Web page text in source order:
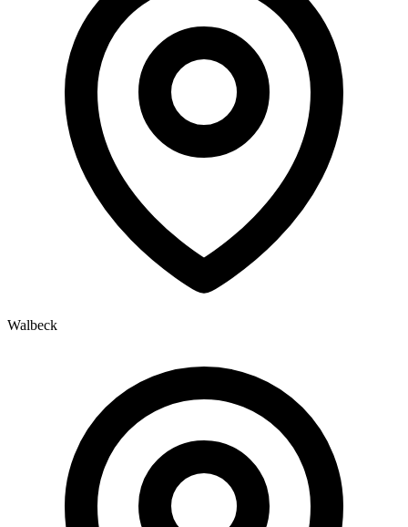
Walbeck